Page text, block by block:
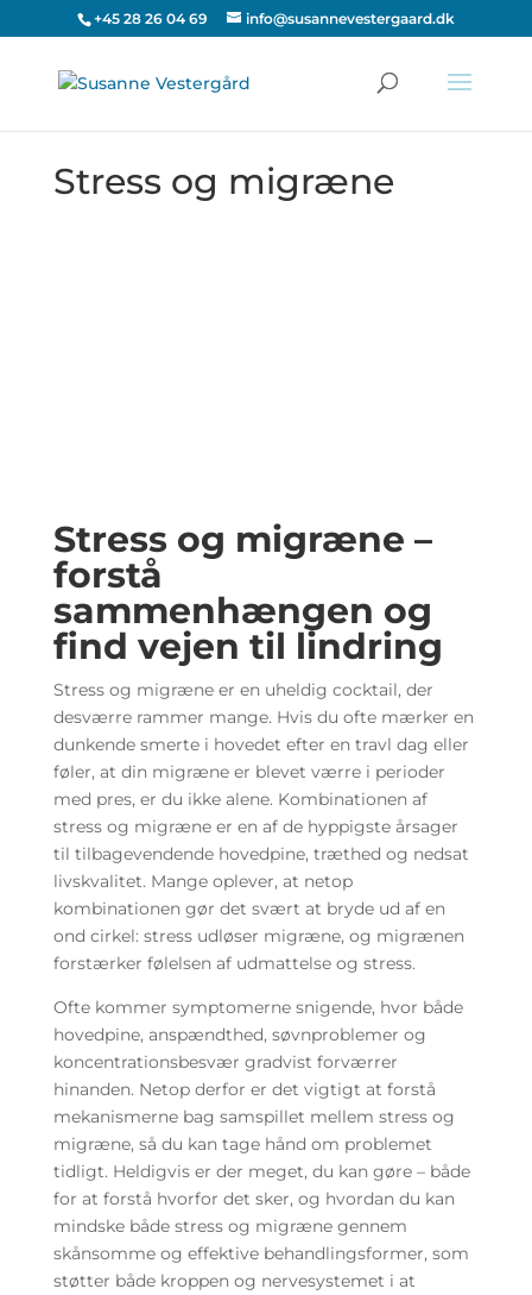
+45 28 26 04 69 info@susannevestergaard.dk
Stress og migræne
Stress og migræne –
forstå
sammenhængen og
find vejen til lindring
Stress og migræne er en uheldig cocktail, der
desværre rammer mange. Hvis du ofte mærker en
dunkende smerte i hovedet efter en travl dag eller
føler, at din migræne er blevet værre i perioder
med pres, er du ikke alene. Kombinationen af
stress og migræne er en af de hyppigste årsager
til tilbagevendende hovedpine, træthed og nedsat
livskvalitet. Mange oplever, at netop
kombinationen gør det svært at bryde ud af en
ond cirkel: stress udløser migræne, og migrænen
forstærker følelsen af udmattelse og stress.
Ofte kommer symptomerne snigende, hvor både
hovedpine, anspændthed, søvnproblemer og
koncentrationsbesvær gradvist forværrer
hinanden. Netop derfor er det vigtigt at forstå
mekanismerne bag samspillet mellem stress og
migræne, så du kan tage hånd om problemet
tidligt. Heldigvis er der meget, du kan gøre – både
for at forstå hvorfor det sker, og hvordan du kan
mindske både stress og migræne gennem
skånsomme og effektive behandlingsformer, som
støtter både kroppen og nervesystemet i at